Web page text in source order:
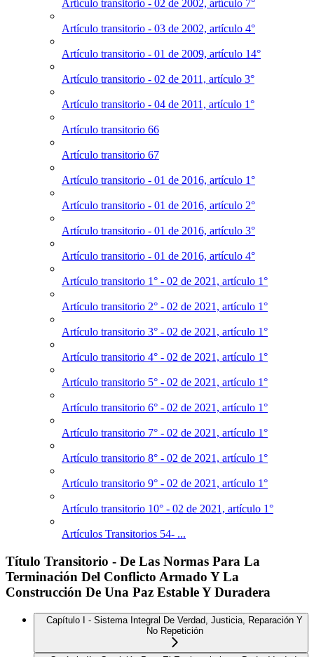
Artículo transitorio - 02 de 2002, artículo 7°
Artículo transitorio - 03 de 2002, artículo 4°
Artículo transitorio - 01 de 2009, artículo 14°
Artículo transitorio - 02 de 2011, artículo 3°
Artículo transitorio - 04 de 2011, artículo 1°
Artículo transitorio 66
Artículo transitorio 67
Artículo transitorio - 01 de 2016, artículo 1°
Artículo transitorio - 01 de 2016, artículo 2°
Artículo transitorio - 01 de 2016, artículo 3°
Artículo transitorio - 01 de 2016, artículo 4°
Artículo transitorio 1° - 02 de 2021, artículo 1°
Artículo transitorio 2° - 02 de 2021, artículo 1°
Artículo transitorio 3° - 02 de 2021, artículo 1°
Artículo transitorio 4° - 02 de 2021, artículo 1°
Artículo transitorio 5° - 02 de 2021, artículo 1°
Artículo transitorio 6° - 02 de 2021, artículo 1°
Artículo transitorio 7° - 02 de 2021, artículo 1°
Artículo transitorio 8° - 02 de 2021, artículo 1°
Artículo transitorio 9° - 02 de 2021, artículo 1°
Artículo transitorio 10° - 02 de 2021, artículo 1°
Artículos Transitorios 54- ...
Título Transitorio - De Las Normas Para La
Terminación Del Conflicto Armado Y La
Construcción De Una Paz Estable Y Duradera
Capítulo I - Sistema Integral De Verdad, Justicia, Reparación Y
No Repetición